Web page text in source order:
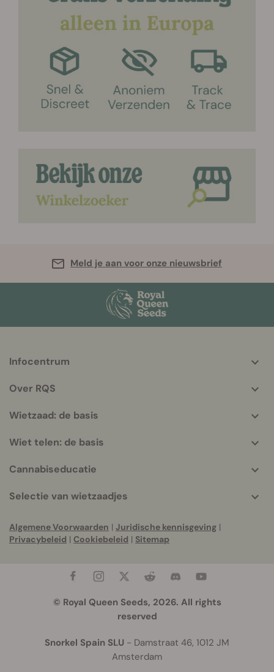
Meld je aan voor onze nieuwsbrief
info
Infocentrum
Over RQS
Wietzaad: de basis
Wiet telen: de basis
Cannabiseducatie
Selectie van wietzaadjes
Algemene Voorwaarden | Juridische kennisgeving |
Privacybeleid | Cookiebeleid | Sitemap
© Royal Queen Seeds, 2026. All rights
reserved
Snorkel Spain SLU - Damstraat 46, 1012 JM
Amsterdam